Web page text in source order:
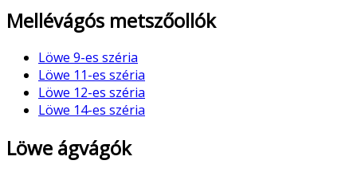
Mellévágós metszőollók
Löwe 9-es széria
Löwe 11-es széria
Löwe 12-es széria
Löwe 14-es széria
Löwe ágvágók